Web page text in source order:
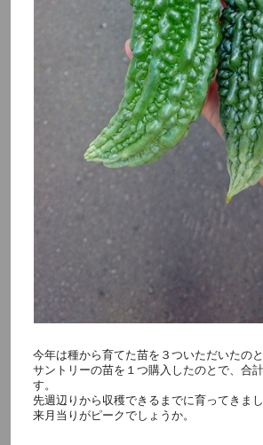
今年は種から育てた苗を３ついただいたのと
サントリーの苗を１つ購入したのとで、合
す。
先週辺りから収穫できるまでに育ってきまし
来月当りがピークでしょうか。